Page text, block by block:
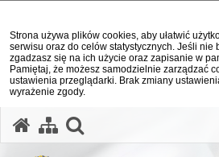
Strona używa plików cookies, aby ułatwić
serwisu oraz do celów statystycznych. Jeśli nie
zgadzasz się na ich użycie oraz zapisanie w
Pamiętaj, że możesz samodzielnie zarządzać
ustawienia przeglądarki. Brak zmiany
wyrażenie zgody.